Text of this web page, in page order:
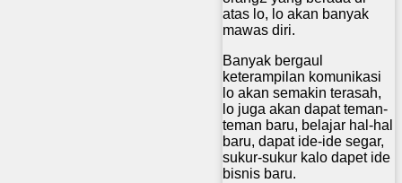
atas lo, lo akan banyak
mawas diri.
Banyak bergaul
keterampilan komunikasi
lo akan semakin terasah,
lo juga akan dapat teman-
teman baru, belajar hal-hal
baru, dapat ide-ide segar,
sukur-sukur kalo dapet ide
bisnis baru.